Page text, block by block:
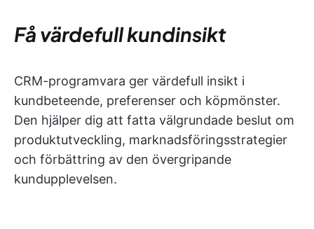
Få värdefull kundinsikt
CRM-programvara ger värdefull insikt i
kundbeteende, preferenser och köpmönster.
Den hjälper dig att fatta välgrundade beslut om
produktutveckling, marknadsföringsstrategier
och förbättring av den övergripande
kundupplevelsen.